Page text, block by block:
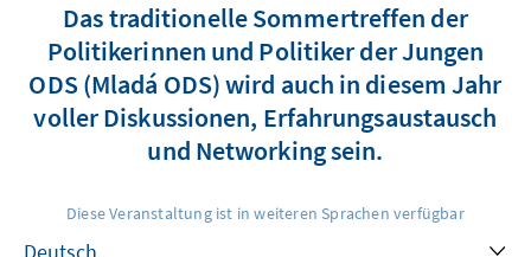
Das traditionelle Sommertreffen der
Politikerinnen und Politiker der Jungen
ODS (Mladá ODS) wird auch in diesem Jahr
voller Diskussionen, Erfahrungsaustausch
und Networking sein.
Diese Veranstaltung ist in weiteren Sprachen verfügbar